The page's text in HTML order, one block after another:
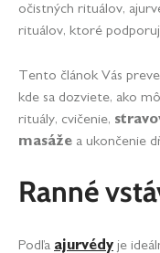
očistných rituálov,
rituálov, ktoré
Tento článok Vás
kde sa dozviete, ako
rituály, cvičenie,
masáže a ukončenie
Ranné
Podľa ajurvédy je